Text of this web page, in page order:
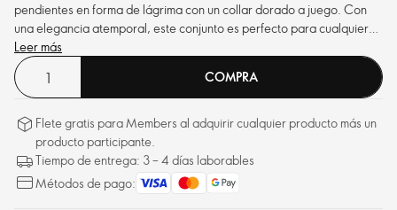
pendientes en forma de lágrima con un collar dorado a juego. Con
una elegancia atemporal, este conjunto es perfecto para cualquier
ocasión..
Leer más
COMPRA
Flete gratis para Members al adquirir cualquier producto más un
producto participante.
Tiempo de entrega: 3 – 4 días laborables
Métodos de pago: